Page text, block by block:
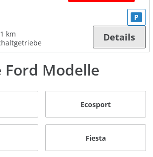
km
P
Details
Ford Modelle
Ecosport
Fiesta